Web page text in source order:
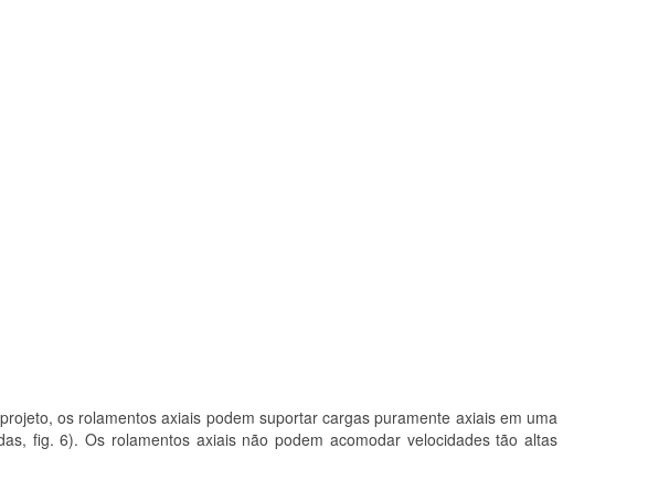
os rolamentos axiais podem suportar cargas puramente axiais em uma
fig. 6). Os rolamentos axiais não podem acomodar velocidades tão altas